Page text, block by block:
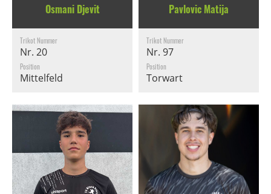
Osmani Djevit
Trikot Nummer
Nr. 20
Position
Mittelfeld
Pavlovic Matija
Trikot Nummer
Nr. 97
Position
Torwart